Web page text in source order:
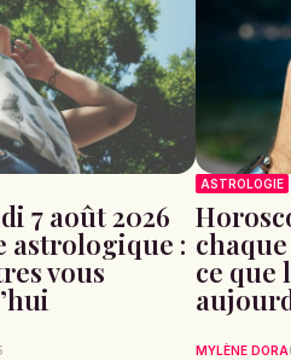
7 août 2026
astrologique :
vous
ASTROLOGIE
ce que
MYLÈNE DORA